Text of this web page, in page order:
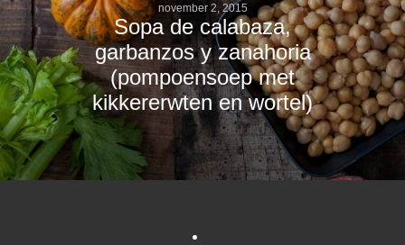
november 2, 2015
Sopa de calabaza,
garbanzos y zanahoria
(pompoensoep met
kikkererwten en wortel)